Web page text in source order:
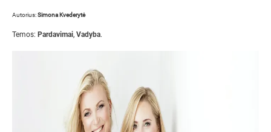
Autorius:Simona Kvederytė
Temos: Pardavimai, Vadyba.